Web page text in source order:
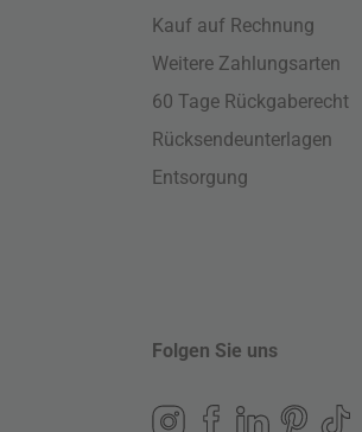
Kauf auf Rechnung
Weitere Zahlungsarten
60 Tage Rückgaberecht
Rücksendeunterlagen
Entsorgung
Folgen Sie uns